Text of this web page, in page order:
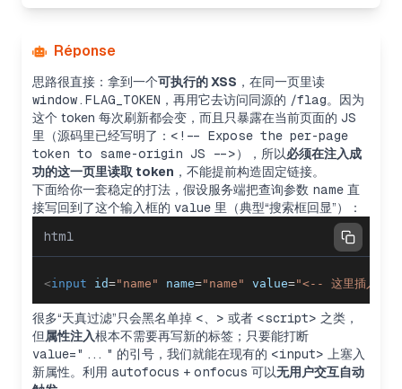
Réponse
思路很直接：拿到一个可执行的 XSS ，在同一页里读
window.FLAG_TOKEN ，再用它去访问同源的 /flag。因为
这个 token 每次刷新都会变，而且只暴露在当前页面的 JS
里（源码里已经写明了： <!-- Expose the per-page
token to same-origin JS -->），所以必须在注入成
功的这一页里读取 token ，不能提前构造固定链接。
下面给你一套稳定的打法，假设服务端把查询参数 name 直
接写回到了这个输入框的 value 里（典型“搜索框回显”）：
html
<input id=" name " name=" name " value="<-- 这里插入你
很多“天真过滤”只会黑名单掉 < > 或者 <script> 之类，
但 属性注入根本不需要再写新的标签；只要能打断
value="..." 的引号，我们就能在现有的 <input> 上塞入
新属性。利用 autofocus + onfocus 可以无用户交互自动